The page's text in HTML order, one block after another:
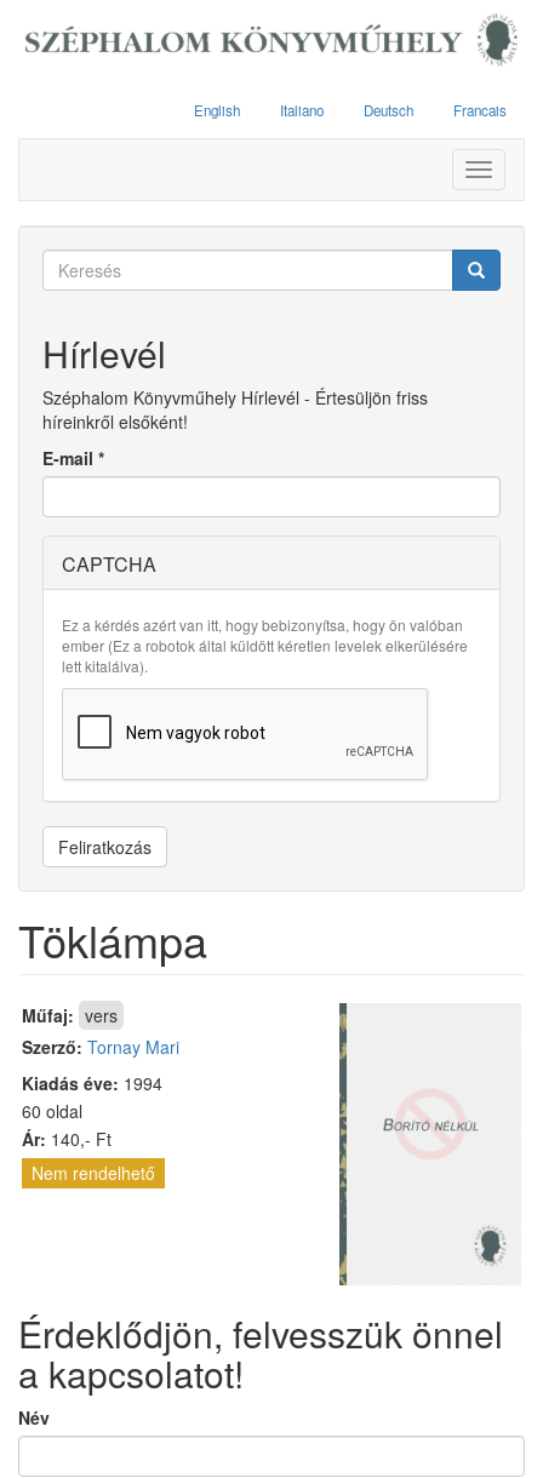
English Italiano Deutsch Francais
Toggle
Keresés
Hírlevél
Széphalom Könyvműhely Hírlevél - Értesüljön friss
híreinkről elsőként!
E-mail *
CAPTCHA
Ez a kérdés azért van itt, hogy bebizonyítsa, hogy ön valóban
ember (Ez a robotok által küldött kéretlen levelek elkerülésére
lett kitalálva).
Feliratkozás
Töklámpa
Műfaj: vers
Szerző: Tornay Mari
Kiadás éve: 1994
60 oldal
Ár: 140,- Ft
Nem rendelhető
Érdeklődjön, felvesszük önnel
a kapcsolatot!
Név